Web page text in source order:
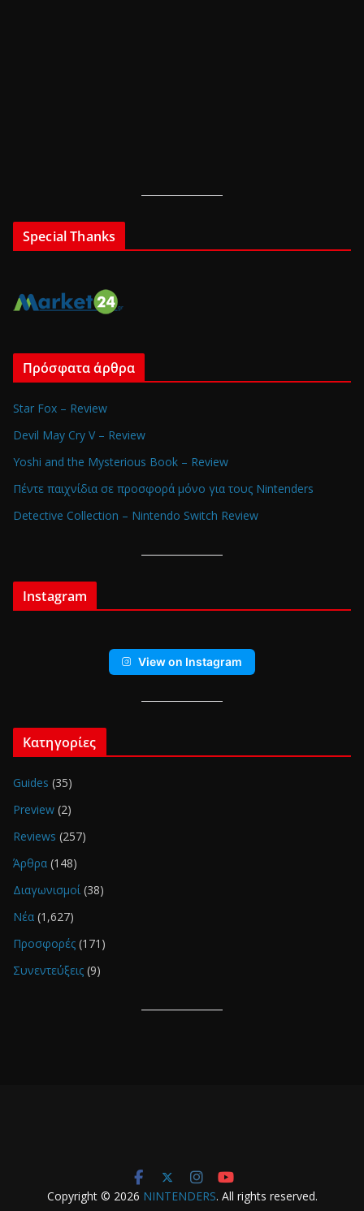
Special Thanks
Πρόσφατα άρθρα
Star Fox – Review
Devil May Cry V – Review
Yoshi and the Mysterious Book – Review
Πέντε παιχνίδια σε προσφορά μόνο για τους Nintenders
Detective Collection – Nintendo Switch Review
Instagram
View on Instagram
Κατηγορίες
Guides (35)
Preview (2)
Reviews (257)
Άρθρα (148)
Διαγωνισμοί (38)
Νέα (1,627)
Προσφορές (171)
Συνεντεύξεις (9)
Copyright © 2026 NINTENDERS. All rights reserved.